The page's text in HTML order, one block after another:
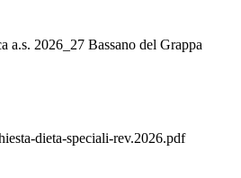
a.s. 2026_27 Bassano del Grappa
dieta-speciali-rev.2026.pdf